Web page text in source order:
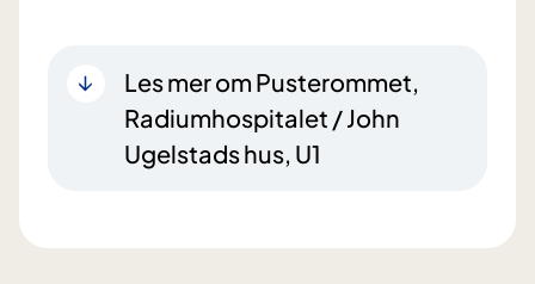
Les mer om Pusterommet,
Radiumhospitalet / John
Ugelstads hus, U1